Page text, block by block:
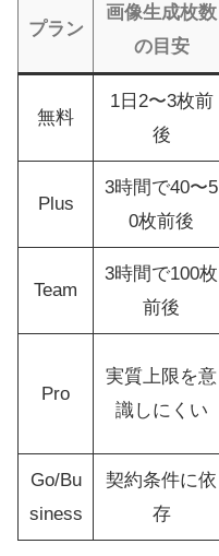
プラン
画像生成枚数
の目安
無料
1日2〜3枚前
後
Plus
3時間で40〜5
0枚前後
Team
3時間で100枚
前後
Pro
実質上限を意
識しにくい
Go/Bu
siness
契約条件に依
存